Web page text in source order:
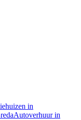
in
Autoverhuur in